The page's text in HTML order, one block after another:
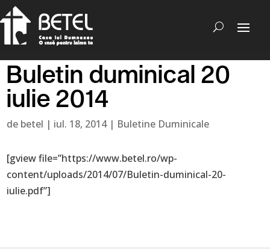
Buletin duminical 20
iulie 2014
de betel | iul. 18, 2014| Buletine Duminicale
[gview file=”https://www.betel.ro/wp-
content/uploads/2014/07/Buletin-duminical-20-
iulie.pdf”]